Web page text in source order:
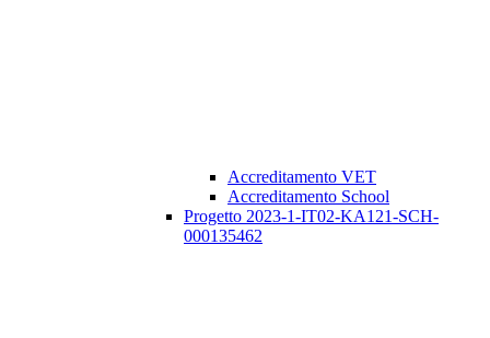
Accreditamento VET
Accreditamento School
Progetto 2023-1-IT02-KA121-SCH-
000135462